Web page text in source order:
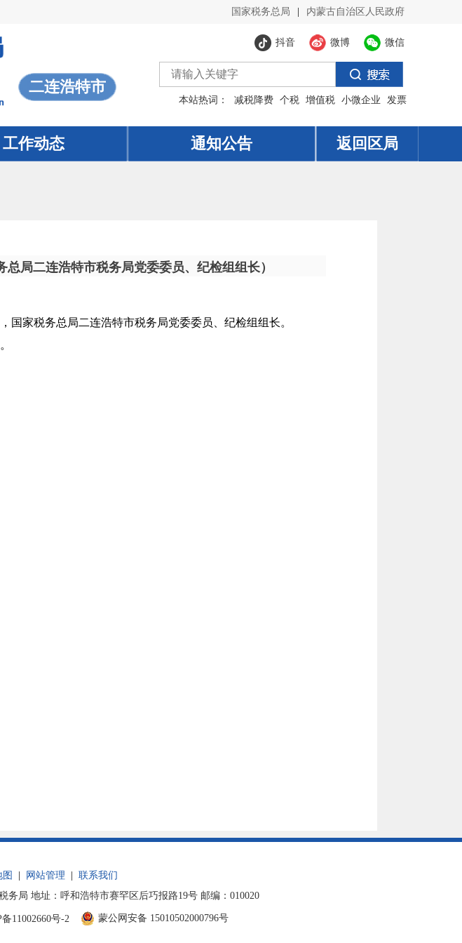
国家税务总局 内蒙古自治区人民政府
二连浩特市
微信
微博
抖音
本站热词： 减税降费 个税 增值税 小微企业 发票
工作动态 通知公告 返回区局
总局二连浩特市税务局党委委员、纪检组组长）
国家税务总局二连浩特市税务局党委委员、纪检组组长。
网站管理
联系我们
务局 地址：呼和浩特市赛罕区后巧报路19号 邮编：010020
11002660号-2 蒙公网安备 15010502000796号